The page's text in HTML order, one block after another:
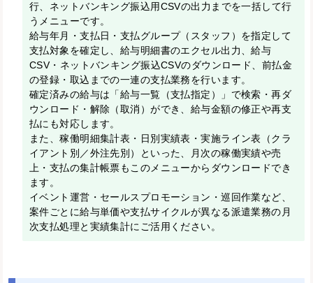
行、ネットバンキング振込用CSVの出力までを一括して行
うメニューです。
給与年月・支払日・支払グループ（スタッフ）を指定して
支払対象を確定し、給与明細書のエクセル出力、給与
CSV・ネットバンキング振込CSVのダウンロード、前払金
の登録・取込までの一連の支払業務を行います。
確定済みの給与は「給与一覧（支払指定）」で検索・再ダ
ウンロード・解除（取消）ができ、給与金額の修正や再支
払にも対応します。
また、稼働明細集計表・日別実績表・実施ライン表（クラ
イアント別／外注先別）といった、月次の稼働実績や売
上・支払の集計帳票もこのメニューからダウンロードでき
ます。
イベント運営・セールスプロモーション・巡回作業など、
案件ごとに給与単価や支払サイクルが異なる派遣業務の月
次支払処理と実績集計にご活用ください。